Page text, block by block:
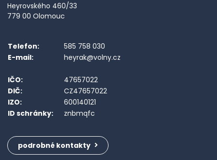
Heyrovského 460/33
779 00 Olomouc
Telefon:
585 758 030
E-mail:
heyrak@volny.cz
IČO:
47657022
DIČ:
CZ47657022
IZO:
600140121
ID schránky:
znbmqfc
podrobné kontakty